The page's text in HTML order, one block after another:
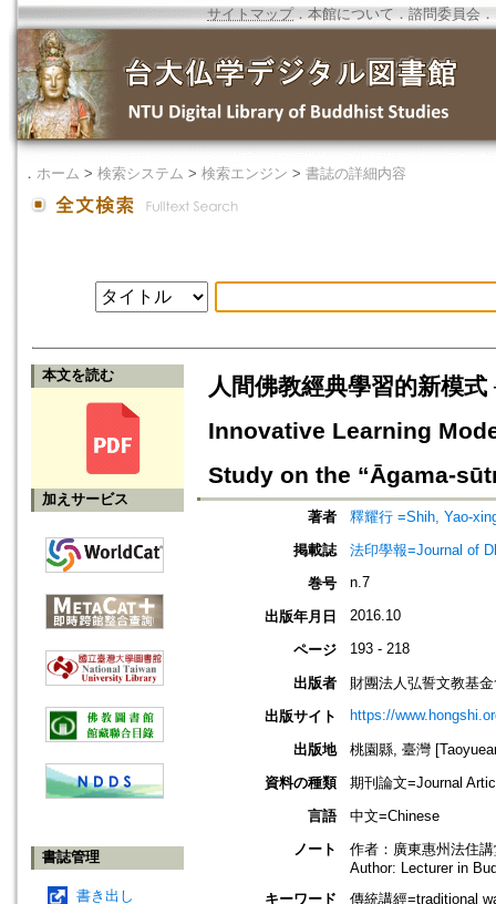
サイトマップ．本館について ． 諮問委員会 ．
． ホーム > 検索システム > 検索エンジン > 書誌の詳細内容
本文を読む
加えサービス
書誌管理
書き出し
人間佛教經典學習的新模
Innovative Learning
Study on the “Āgama-
著者
釋耀行 =Shih, Yao-
掲載誌
法印學報=Journal of
巻号
n.7
出版年月日 2016.10
ページ 193 - 218
出版者
財團法人弘誓文教基
出版サイト
https://
出版地
桃園縣, 臺灣
資料の種類
期刊論文=Journal
言語
中文=Chinese
ノート
作者：廣東惠州法住
Author: Lecturer in
キーワード
傳統講經=traditional